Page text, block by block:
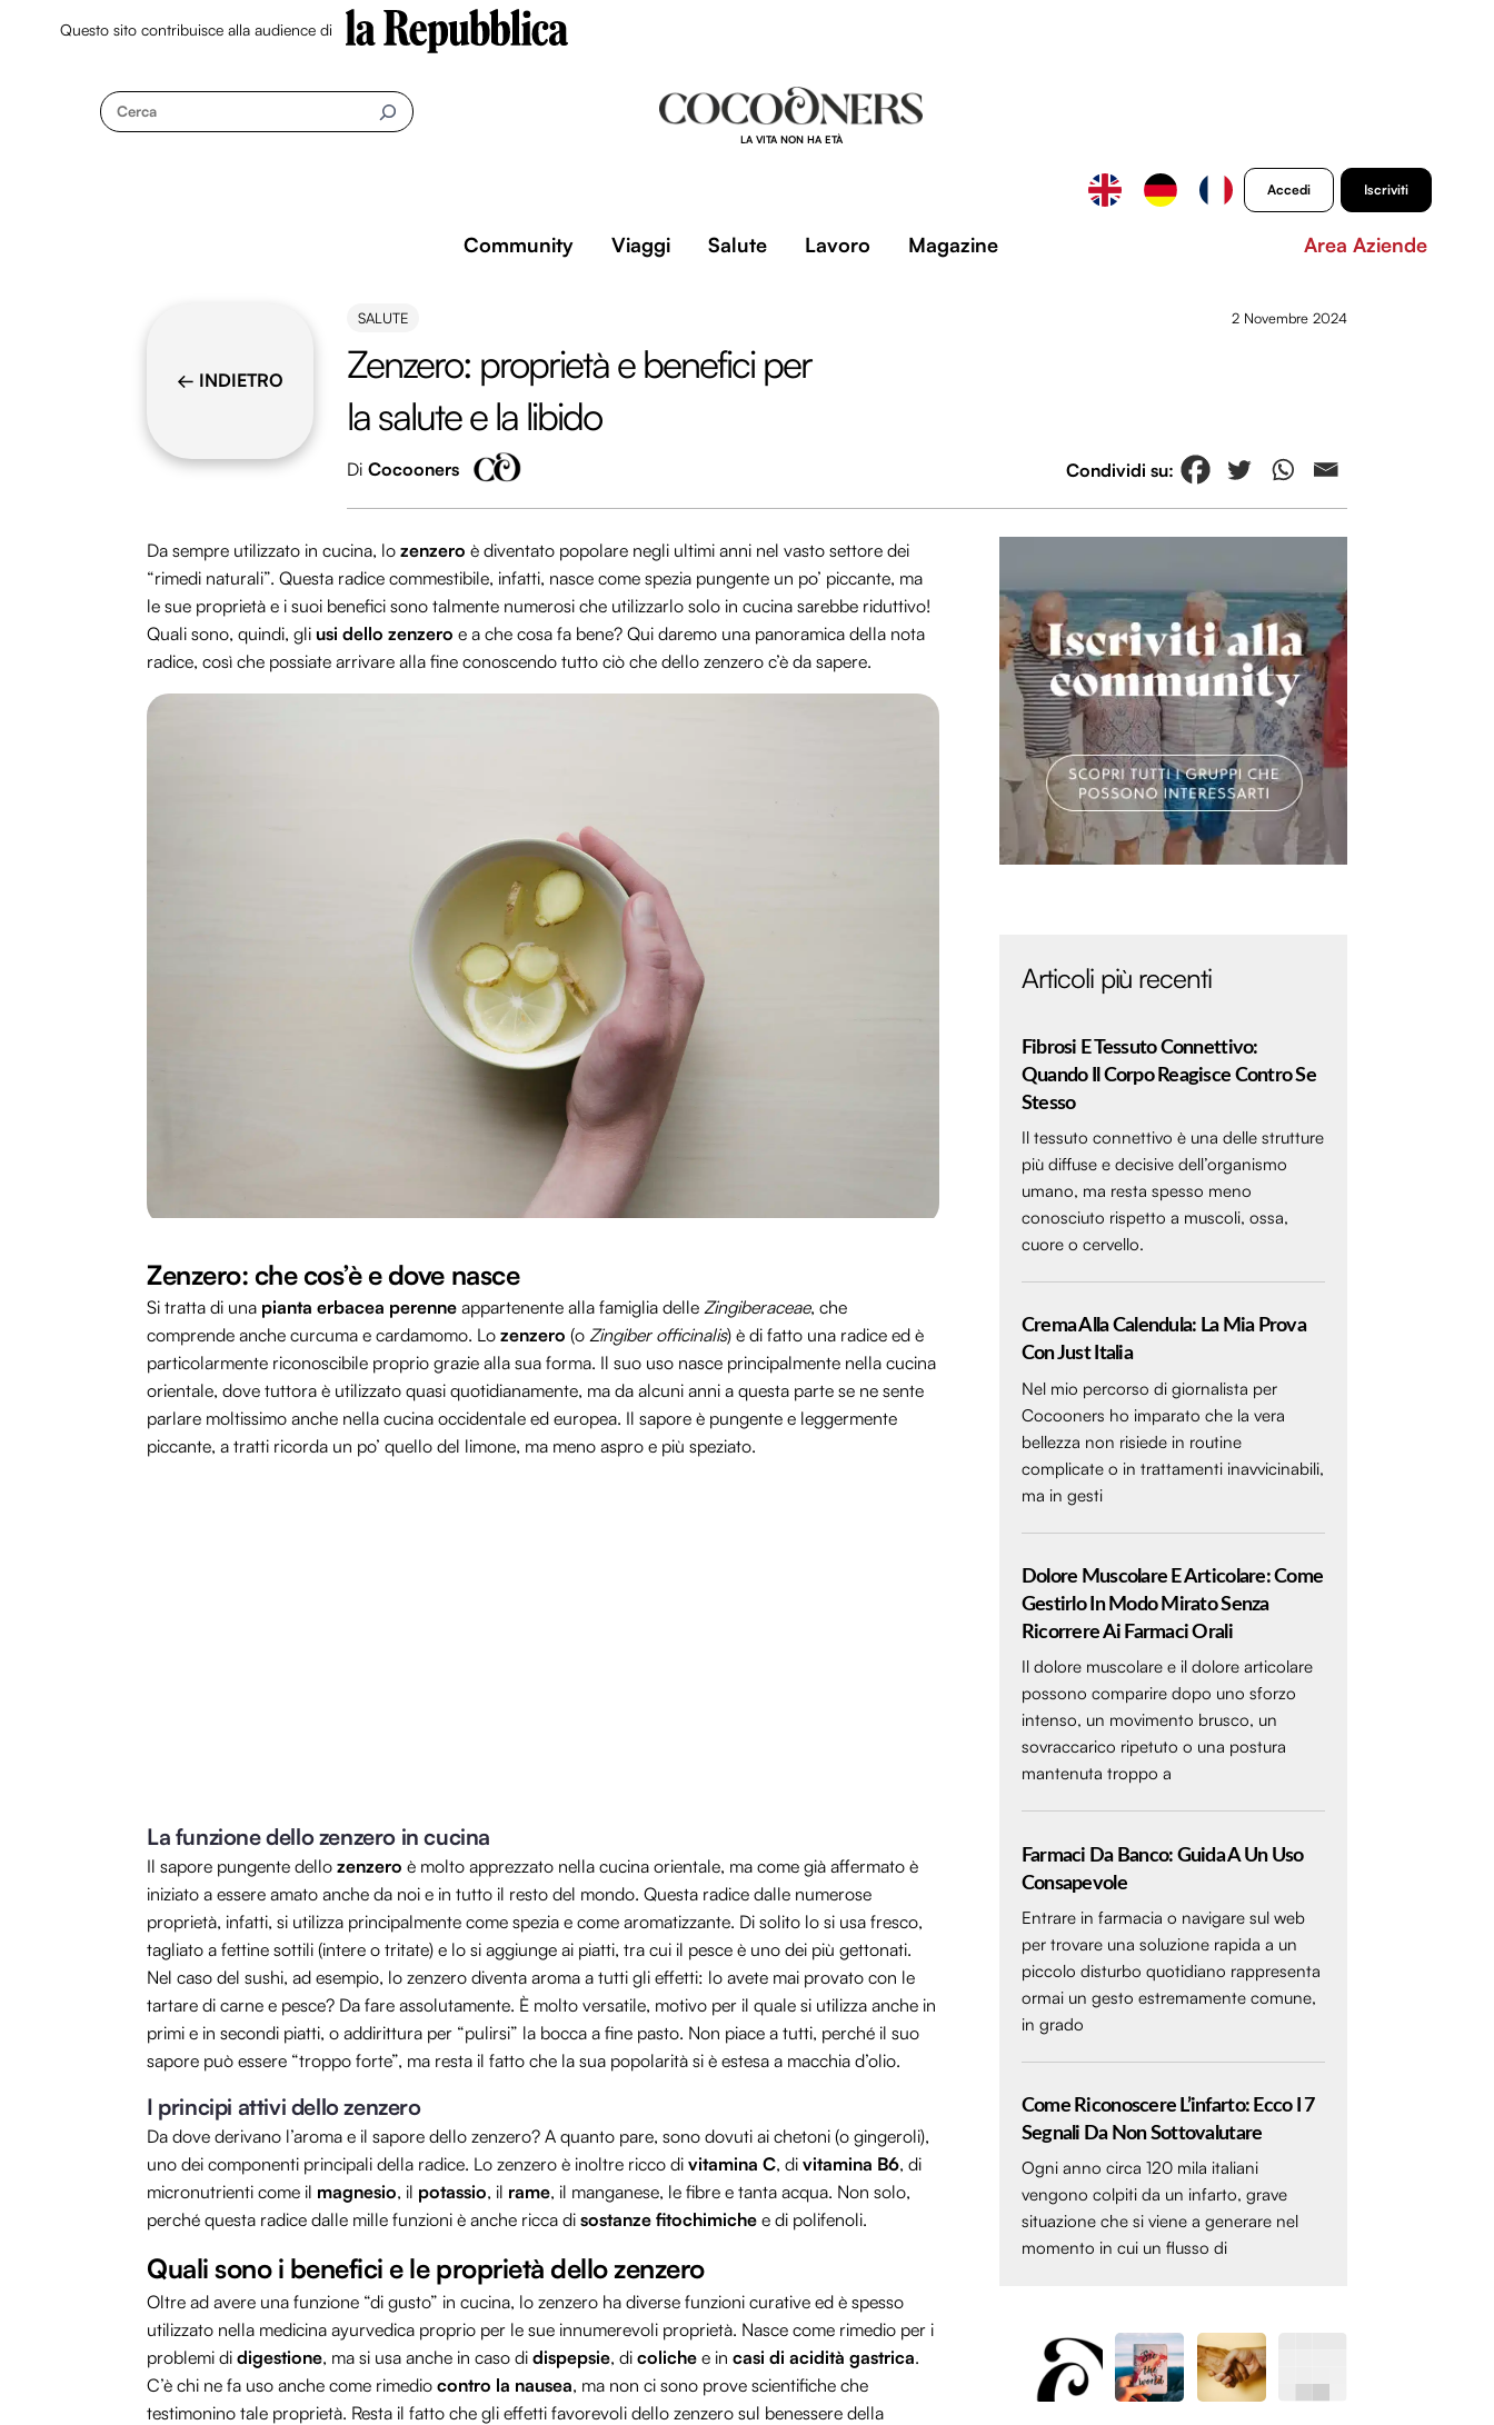
Questo sito contribuisce alla audience di
Cerca
LA VITA NON HA ETÀ
Accedi Iscriviti
Community Viaggi Salute Lavoro Magazine Area Aziende
← INDIETRO
SALUTE 2 Novembre 2024
Zenzero: proprietà e benefici per
la salute e la libido
Di Cocooners
Da sempre utilizzato in cucina, lo zenzero è diventato popolare negli ultimi anni nel vasto settore dei
“rimedi naturali”. Questa radice commestibile, infatti, nasce come spezia pungente un po’ piccante, ma
le sue proprietà e i suoi benefici sono talmente numerosi che utilizzarlo solo in cucina sarebbe riduttivo!
Quali sono, quindi, gli usi dello zenzero e a che cosa fa bene? Qui daremo una panoramica della nota
radice, così che possiate arrivare alla fine conoscendo tutto ciò che dello zenzero c’è da sapere.
Zenzero: che cos’è e dove nasce
Si tratta di una pianta erbacea perenne appartenente alla famiglia delle Zingiberaceae, che
comprende anche curcuma e cardamomo. Lo zenzero (o Zingiber officinalis) è di fatto una radice ed è
particolarmente riconoscibile proprio grazie alla sua forma. Il suo uso nasce principalmente nella cucina
orientale, dove tuttora è utilizzato quasi quotidianamente, ma da alcuni anni a questa parte se ne sente
parlare moltissimo anche nella cucina occidentale ed europea. Il sapore è pungente e leggermente
piccante, a tratti ricorda un po’ quello del limone, ma meno aspro e più speziato.
La funzione dello zenzero in cucina
Il sapore pungente dello zenzero è molto apprezzato nella cucina orientale, ma come già affermato è
iniziato a essere amato anche da noi e in tutto il resto del mondo. Questa radice dalle numerose
proprietà, infatti, si utilizza principalmente come spezia e come aromatizzante. Di solito lo si usa fresco,
tagliato a fettine sottili (intere o tritate) e lo si aggiunge ai piatti, tra cui il pesce è uno dei più gettonati.
Nel caso del sushi, ad esempio, lo zenzero diventa aroma a tutti gli effetti: lo avete mai provato con le
tartare di carne e pesce? Da fare assolutamente. È molto versatile, motivo per il quale si utilizza anche in
primi e in secondi piatti, o addirittura per “pulirsi” la bocca a fine pasto. Non piace a tutti, perché il suo
sapore può essere “troppo forte”, ma resta il fatto che la sua popolarità si è estesa a macchia d’olio.
I principi attivi dello zenzero
Da dove derivano l’aroma e il sapore dello zenzero? A quanto pare, sono dovuti ai chetoni (o gingeroli),
uno dei componenti principali della radice. Lo zenzero è inoltre ricco di vitamina C, di vitamina B6, di
micronutrienti come il magnesio, il potassio, il rame, il manganese, le fibre e tanta acqua. Non solo,
perché questa radice dalle mille funzioni è anche ricca di sostanze fitochimiche e di polifenoli.
Quali sono i benefici e le proprietà dello zenzero
Oltre ad avere una funzione “di gusto” in cucina, lo zenzero ha diverse funzioni curative ed è spesso
utilizzato nella medicina ayurvedica proprio per le sue innumerevoli proprietà. Nasce come rimedio per i
problemi di digestione, ma si usa anche in caso di dispepsie, di coliche e in casi di acidità gastrica.
C’è chi ne fa uso anche come rimedio contro la nausea, ma non ci sono prove scientifiche che
testimonino tale proprietà. Resta il fatto che gli effetti favorevoli dello zenzero sul benessere della
Articoli più recenti
Fibrosi E Tessuto Connettivo:
Quando Il Corpo Reagisce Contro Se
Stesso
Il tessuto connettivo è una delle strutture
più diffuse e decisive dell’organismo
umano, ma resta spesso meno
conosciuto rispetto a muscoli, ossa,
cuore o cervello.
Crema Alla Calendula: La Mia Prova
Con Just Italia
Nel mio percorso di giornalista per
Cocooners ho imparato che la vera
bellezza non risiede in routine
complicate o in trattamenti inavvicinabili,
ma in gesti
Dolore Muscolare E Articolare: Come
Gestirlo In Modo Mirato Senza
Ricorrere Ai Farmaci Orali
Il dolore muscolare e il dolore articolare
possono comparire dopo uno sforzo
intenso, un movimento brusco, un
sovraccarico ripetuto o una postura
mantenuta troppo a
Farmaci Da Banco: Guida A Un Uso
Consapevole
Entrare in farmacia o navigare sul web
per trovare una soluzione rapida a un
piccolo disturbo quotidiano rappresenta
ormai un gesto estremamente comune,
in grado
Come Riconoscere L’infarto: Ecco I 7
Segnali Da Non Sottovalutare
Ogni anno circa 120 mila italiani
vengono colpiti da un infarto, grave
situazione che si viene a generare nel
momento in cui un flusso di